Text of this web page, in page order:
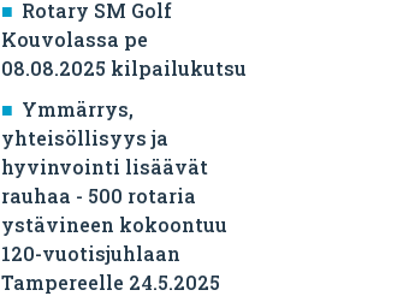
Rotary SM Golf
Kouvolassa pe
08.08.2025 kilpailukutsu
Ymmärrys,
yhteisöllisyys ja
hyvinvointi lisäävät
rauhaa - 500 rotaria
ystävineen kokoontuu
120-vuotisjuhlaan
Tampereelle 24.5.2025